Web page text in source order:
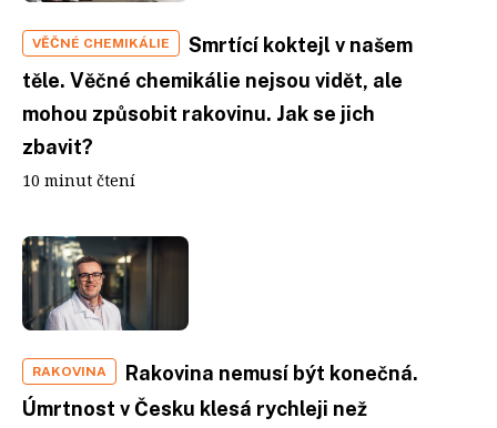
VĚČNÉ CHEMIKÁLIE
Smrtící koktejl v našem
těle. Věčné chemikálie nejsou vidět, ale
mohou způsobit rakovinu. Jak se jich
zbavit?
10 minut čtení
RAKOVINA
Rakovina nemusí být konečná.
Úmrtnost v Česku klesá rychleji než